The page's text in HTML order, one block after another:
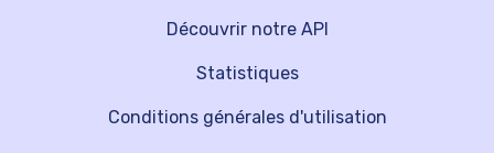
Découvrir notre API
Statistiques
Conditions générales d'utilisation